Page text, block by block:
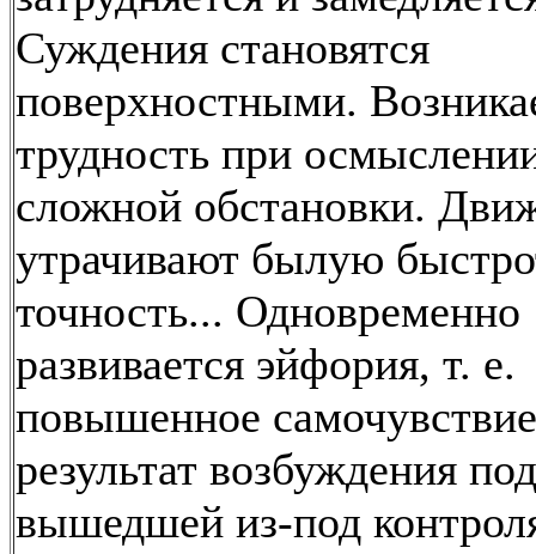
Суждения становятся
поверхностными.
трудность при
сложной обстановки.
утрачивают былую
точность... Одновременно
развивается эйфория, т. е.
повышенное
результат возбуждения
вышедшей из-под